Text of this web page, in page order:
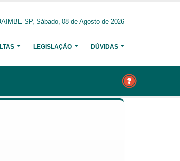
SP, Sábado, 08 de Agosto de 2026
LEGISLAÇÃO DÚVIDAS